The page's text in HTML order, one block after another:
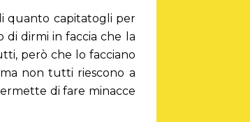
quanto capitatogli per
di dirmi in faccia che la
però che lo facciano
non tutti riescono a
di fare minacce